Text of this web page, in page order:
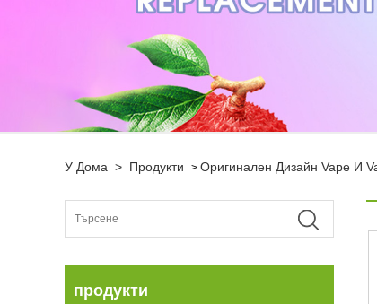
У Дома > Продукти > Оригинален Дизайн Vape И
продукти